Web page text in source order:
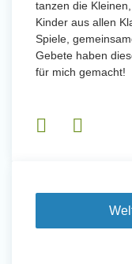
tanzen die
Kinder aus allen
Spiele,
Gebete haben
für mich gemacht!